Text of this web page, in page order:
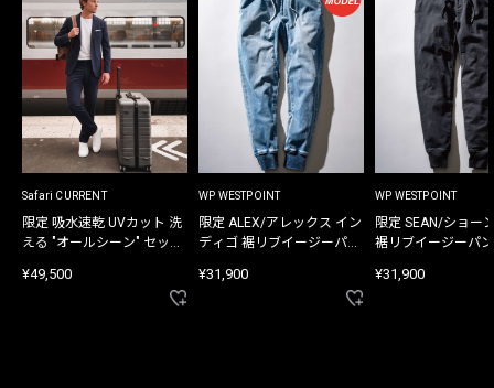
Safari CURRENT
限定 吸水速乾 UVカット 洗
える "オールシーン" セット
¥49,500
WP WESTPOINT
限定 ALEX/アレックス イン
ディゴ 裾リブイージーパン
¥31,900
WP WESTPOINT
限定 SEAN/ショー
裾リブイージーパ
¥31,900